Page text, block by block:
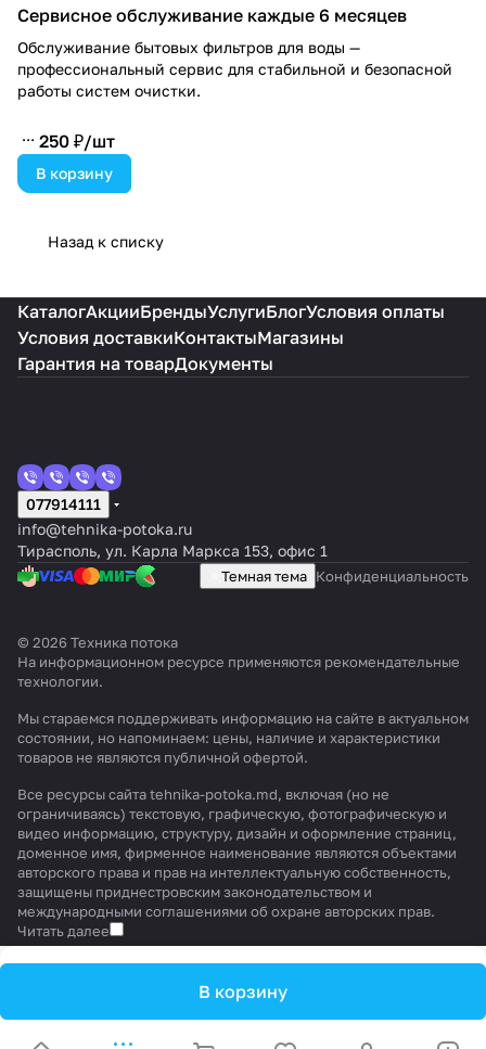
Сервисное обслуживание каждые 6 месяцев
Обслуживание бытовых фильтров для воды —
профессиональный сервис для стабильной и безопасной
работы систем очистки.
250 ₽/шт
В корзину
Назад к списку
В корзину
КаталогАкцииБрендыУслугиБлогУсловия оплаты
Условия доставкиКонтактыМагазины
Гарантия на товарДокументы
077914111
info@tehnika-potoka.ru
Тирасполь, ул. Карла Маркса 153, офис 1
Темная тема Конфиденциальность
© 2026 Техника потока
На информационном ресурсе применяются рекомендательные
технологии.
Мы стараемся поддерживать информацию на сайте в актуальном
состоянии, но напоминаем: цены, наличие и характеристики
товаров не являются публичной офертой.
Все ресурсы сайта tehnika-potoka.md, включая (но не
ограничиваясь) текстовую, графическую, фотографическую и
видео информацию, структуру, дизайн и оформление страниц,
доменное имя, фирменное наименование являются объектами
авторского права и прав на интеллектуальную собственность,
защищены приднестровским законодательством и
международными соглашениями об охране авторских прав.
Читать далее